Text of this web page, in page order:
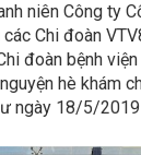
niên Công ty
Chi đoàn
đoàn bệnh
hè khám
ngày 18/5/2019